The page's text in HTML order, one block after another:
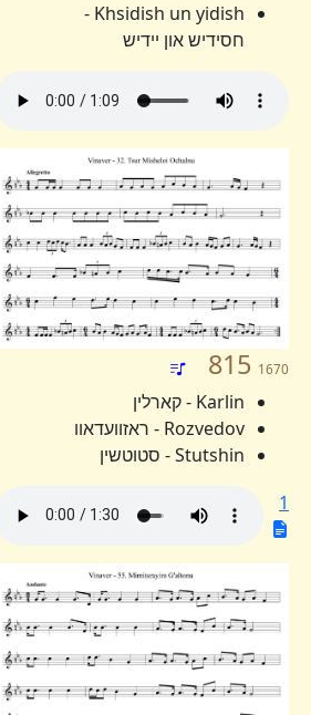
Khsidish un yidish -
חסידיש און יידיש
815 1670
Karlin - קארלין
Rozvedov - ראזוועדאוו
Stutshin - סטוטשין